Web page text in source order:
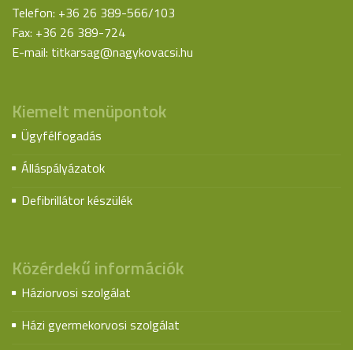
Telefon: +36 26 389-566/103
Fax: +36 26 389-724
E-mail: titkarsag@nagykovacsi.hu
Kiemelt menüpontok
Ügyfélfogadás
Álláspályázatok
Defibrillátor készülék
Közérdekű információk
Háziorvosi szolgálat
Házi gyermekorvosi szolgálat